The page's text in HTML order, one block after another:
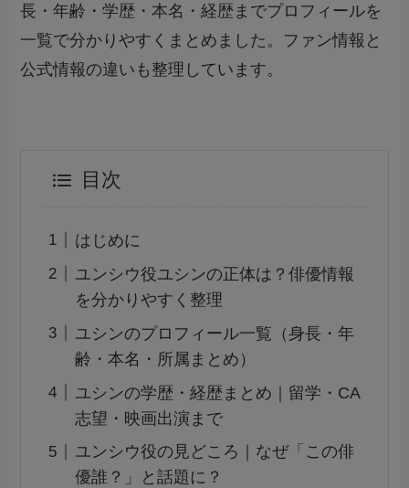
長・年齢・学歴・本名・経歴までプロフィールを
一覧で分かりやすくまとめました。ファン情報と
公式情報の違いも整理しています。
目次
はじめに
ユンシウ役ユシンの正体は？俳優情報
を分かりやすく整理
ユシンのプロフィール一覧（身長・年
齢・本名・所属まとめ）
ユシンの学歴・経歴まとめ｜留学・CA
志望・映画出演まで
ユンシウ役の見どころ｜なぜ「この俳
優誰？」と話題に？